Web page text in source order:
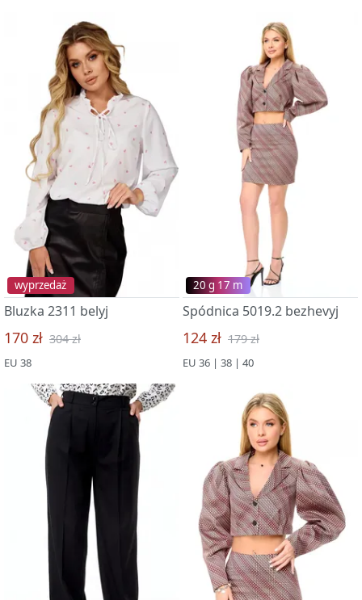
wyprzedaż
Bluzka 2311 belyj
170 zł 304 zł
EU 38
20 g 17 m
Spódnica 5019.2 bezhevyj
124 zł 179 zł
EU 36 | 38 | 40